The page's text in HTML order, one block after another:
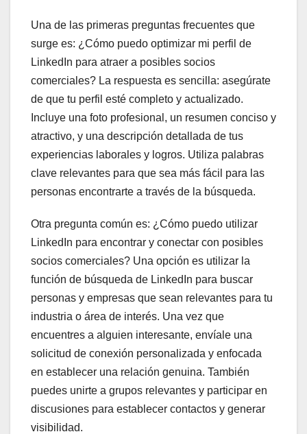
Una de las primeras preguntas frecuentes que
surge es: ¿Cómo puedo optimizar mi perfil de
LinkedIn para atraer a posibles socios
comerciales? La respuesta es sencilla: asegúrate
de que tu perfil esté completo y actualizado.
Incluye una foto profesional, un resumen conciso y
atractivo, y una descripción detallada de tus
experiencias laborales y logros. Utiliza palabras
clave relevantes para que sea más fácil para las
personas encontrarte a través de la búsqueda.
Otra pregunta común es: ¿Cómo puedo utilizar
LinkedIn para encontrar y conectar con posibles
socios comerciales? Una opción es utilizar la
función de búsqueda de LinkedIn para buscar
personas y empresas que sean relevantes para tu
industria o área de interés. Una vez que
encuentres a alguien interesante, envíale una
solicitud de conexión personalizada y enfocada
en establecer una relación genuina. También
puedes unirte a grupos relevantes y participar en
discusiones para establecer contactos y generar
visibilidad.